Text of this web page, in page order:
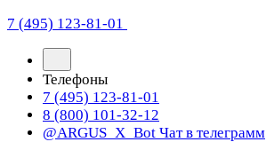
7 (495) 123-81-01
Телефоны
7 (495) 123-81-01
8 (800) 101-32-12
@ARGUS_X_Bot Чат в телеграмм